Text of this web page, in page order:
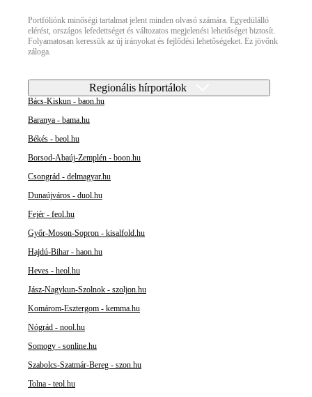
Portfóliónk minőségi tartalmat jelent minden olvasó számára. Egyedülálló
elérést, országos lefedettséget és változatos megjelenési lehetőséget biztosít.
Folyamatosan keressük az új irányokat és fejlődési lehetőségeket. Ez jövőnk
záloga.
Regionális hírportálok
Bács-Kiskun - baon.hu
Baranya - bama.hu
Békés - beol.hu
Borsod-Abaúj-Zemplén - boon.hu
Csongrád - delmagyar.hu
Dunaújváros - duol.hu
Fejér - feol.hu
Győr-Moson-Sopron - kisalfold.hu
Hajdú-Bihar - haon.hu
Heves - heol.hu
Jász-Nagykun-Szolnok - szoljon.hu
Komárom-Esztergom - kemma.hu
Nógrád - nool.hu
Somogy - sonline.hu
Szabolcs-Szatmár-Bereg - szon.hu
Tolna - teol.hu